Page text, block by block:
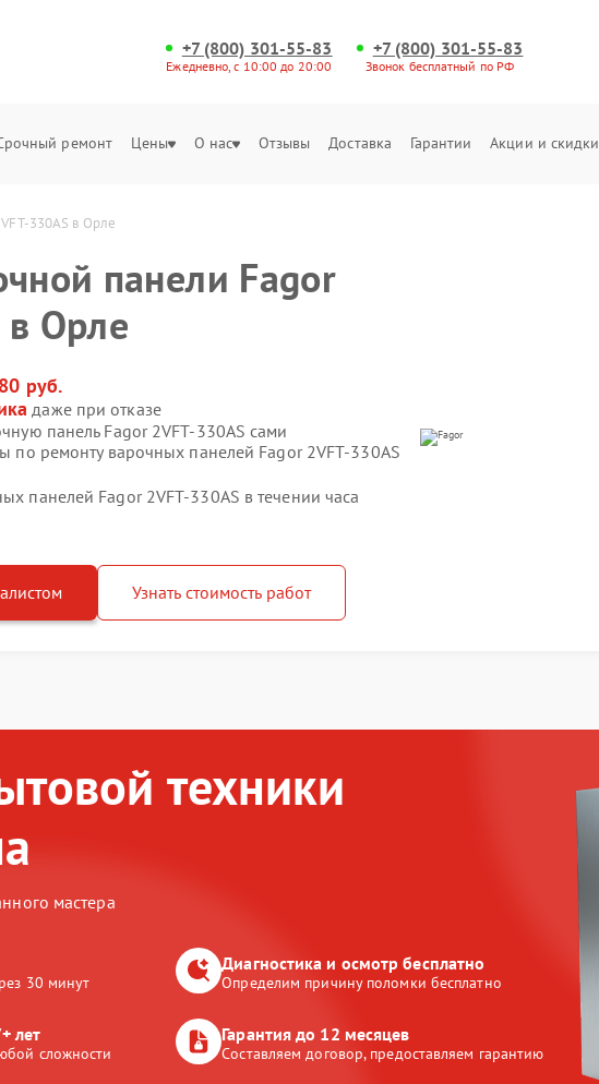
+7 (800) 301-55-83
Ежедневно, с 10:00 до 20:00
+7 (800) 301-55-83
Звонок бесплатный по РФ
ремонт Цены О нас Отзывы Доставка Гарантии Акции и скидки
330AS в Орле
панели Fagor
в Орле
руб.
даже при отказе
панель Fagor 2VFT-330AS сами
по ремонту варочных панелей Fagor 2VFT-330AS
панелей Fagor 2VFT-330AS в течении часа
Узнать стоимость работ
техники
мастера
30 минут
Диагностика и осмотр бесплатно
Определим причину поломки бесплатно
лет
сложности
Гарантия до 12 месяцев
Составляем договор, предоставляем гарантию